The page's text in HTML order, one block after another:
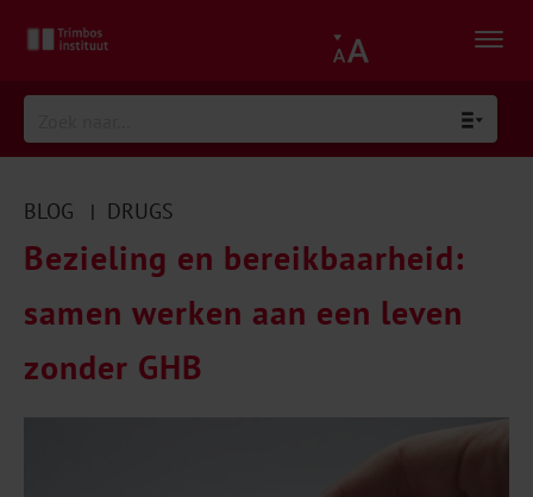
BLOG | DRUGS
Bezieling en bereikbaarheid:
samen werken aan een leven
zonder GHB